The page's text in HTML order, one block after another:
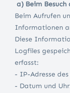
a) Beim Besuch
Beim Aufrufen
Informationen
Diese
Logfiles
erfasst:
- IP-Adresse
- Datum und